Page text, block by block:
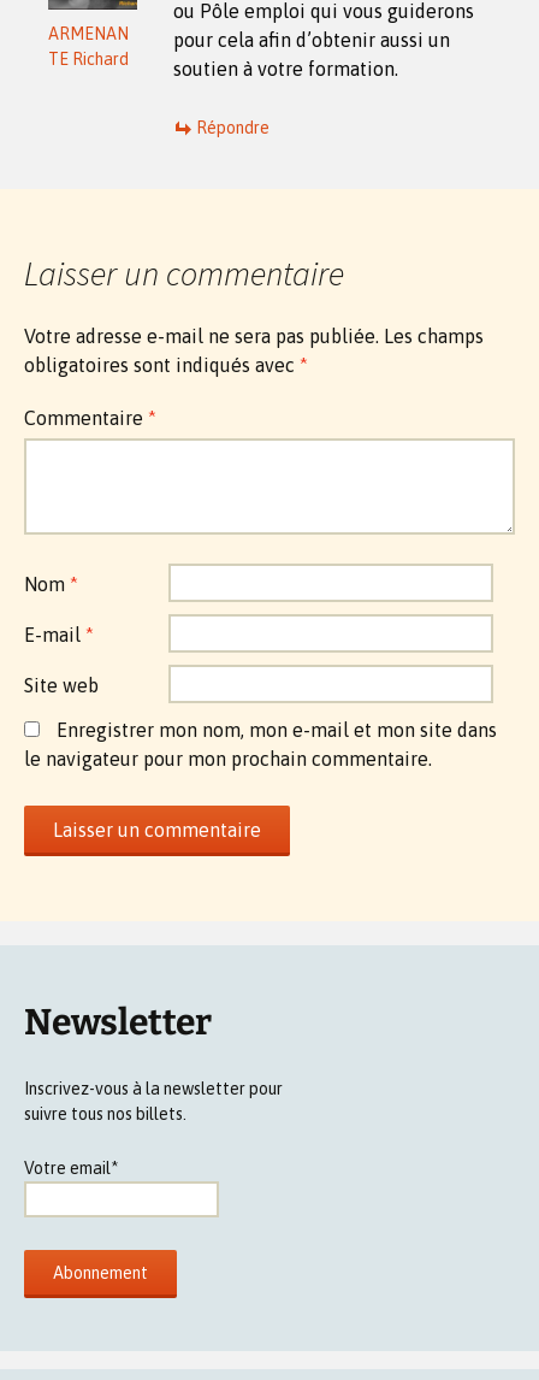
ARMENAN
TE Richard
ou Pôle emploi qui vous guiderons
pour cela afin d’obtenir aussi un
soutien à votre formation.
Répondre
Laisser un commentaire
Votre adresse e-mail ne sera pas publiée. Les champs
obligatoires sont indiqués avec *
Commentaire *
Nom *
E-mail *
Site web
Enregistrer mon nom, mon e-mail et mon site dans
le navigateur pour mon prochain commentaire.
Newsletter
Inscrivez-vous à la newsletter pour
suivre tous nos billets.
Votre email*